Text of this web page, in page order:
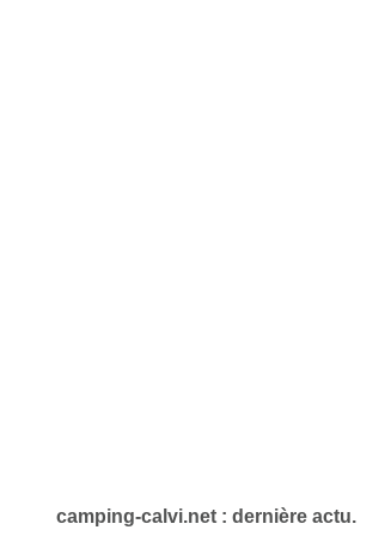
camping-calvi.net : dernière actu.